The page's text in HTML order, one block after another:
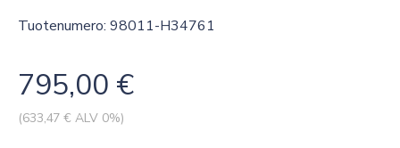
Tuotenumero: 98011-H34761
795,00 €
(633,47 € ALV 0%)